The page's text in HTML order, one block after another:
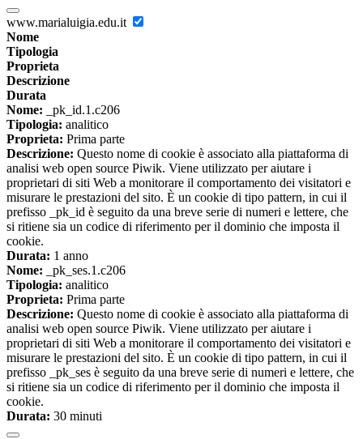
www.marialuigia.edu.it
Nome
Tipologia
Proprieta
Descrizione
Durata
Nome: _pk_id.1.c206
Tipologia: analitico
Proprieta: Prima parte
Descrizione: Questo nome di cookie è associato alla piattaforma di
analisi web open source Piwik. Viene utilizzato per aiutare i
proprietari di siti Web a monitorare il comportamento dei visitatori e
misurare le prestazioni del sito. È un cookie di tipo pattern, in cui il
prefisso _pk_id è seguito da una breve serie di numeri e lettere, che
si ritiene sia un codice di riferimento per il dominio che imposta il
cookie.
Durata: 1 anno
Nome: _pk_ses.1.c206
Tipologia: analitico
Proprieta: Prima parte
Descrizione: Questo nome di cookie è associato alla piattaforma di
analisi web open source Piwik. Viene utilizzato per aiutare i
proprietari di siti Web a monitorare il comportamento dei visitatori e
misurare le prestazioni del sito. È un cookie di tipo pattern, in cui il
prefisso _pk_ses è seguito da una breve serie di numeri e lettere, che
si ritiene sia un codice di riferimento per il dominio che imposta il
cookie.
Durata: 30 minuti